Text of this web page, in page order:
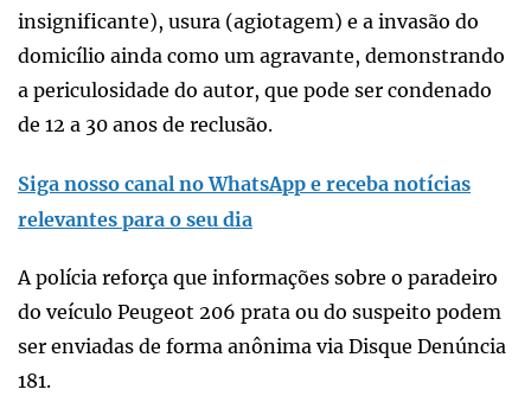
insignificante), usura (agiotagem) e a invasão do
domicílio ainda como um agravante, demonstrando
a periculosidade do autor, que pode ser condenado
de 12 a 30 anos de reclusão.
Siga nosso canal no WhatsApp e receba notícias
relevantes para o seu dia
A polícia reforça que informações sobre o paradeiro
do veículo Peugeot 206 prata ou do suspeito podem
ser enviadas de forma anônima via Disque Denúncia
181.